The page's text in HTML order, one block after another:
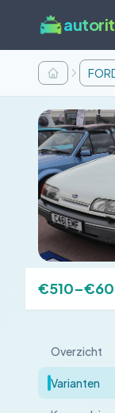
Overzicht
Varianten